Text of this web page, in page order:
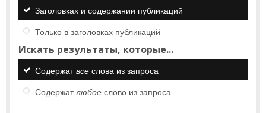
Заголовках и содержании публикаций
Только в заголовках публикаций
Искать результаты, которые...
Содержатвсе слова из запроса
Содержатлюбое слово из запроса